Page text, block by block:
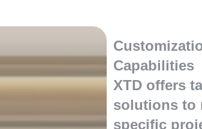
Capabilities
XTD offers
solutions to
specific